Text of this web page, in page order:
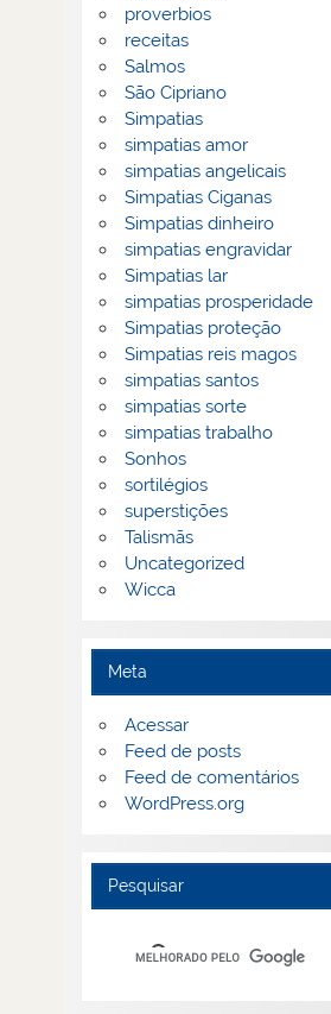
proverbios
receitas
Salmos
São Cipriano
Simpatias
simpatias amor
simpatias angelicais
Simpatias Ciganas
Simpatias dinheiro
simpatias engravidar
Simpatias lar
simpatias prosperidade
Simpatias proteção
Simpatias reis magos
simpatias santos
simpatias sorte
simpatias trabalho
Sonhos
sortilégios
superstições
Talismãs
Uncategorized
Wicca
Meta
Acessar
Feed de posts
Feed de comentários
WordPress.org
Pesquisar